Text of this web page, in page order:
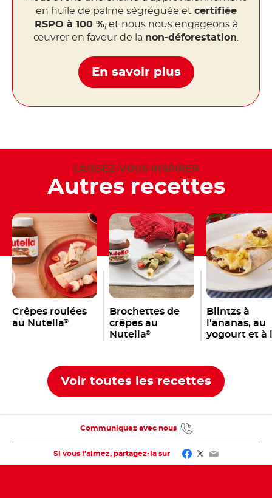
en huile de palme ségréguée et certifiée
RSPO à 100 %, et nous nous engageons à
œuvrer en faveur de la non-déforestation
En savoir plus
LAISSEZ-VOUS INSPIRER
Autres recettes
Crêpes roulées
au Nutella®
Brochettes de
crêpes au
Nutella®
Blintzs à
l'ananas, au
yogourt et à
Voir toutes les recettes
Si vous l’aimez, partagez-la sur Facebook
Twitter
Email
Communiquez avec nous